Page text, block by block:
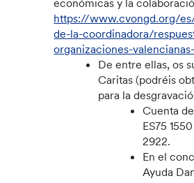
https://www.cvongd.org/
de-la-coordinadora/
organizaciones-
De entre ellas, os
Caritas (podréis
para la
Cuenta
ES75
2922.
En el
Ayuda